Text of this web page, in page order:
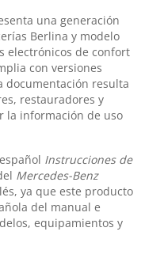
una generación
Berlina y modelo
electrónicos de confort
con versiones
documentación resulta
restauradores y
la información de uso
Instrucciones de
Mercedes-Benz
ya que este producto
del manual e
equipamientos y